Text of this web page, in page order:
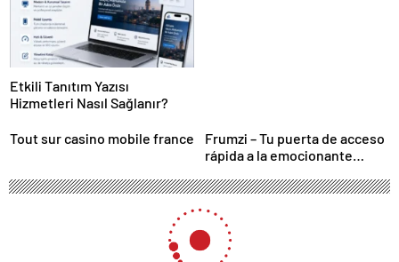
Etkili Tanıtım Yazısı
Hizmetleri Nasıl Sağlanır?
Tout sur casino mobile france
Frumzi – Tu puerta de acceso
rápida a la emocionante